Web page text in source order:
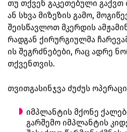
თუ თქვენ გაკეთებული გაქვთ
ან სხვა მიზეზის გამო,
შეისწავლოთ მკერდის
რადგან ქირურგიულმა
ის შეგრძნებები, რაც ადრე
თქვენთვის.
თვითგასინჯვა ძუძუს
იმპლანტის მქონე
გარშემო იმპლანტის